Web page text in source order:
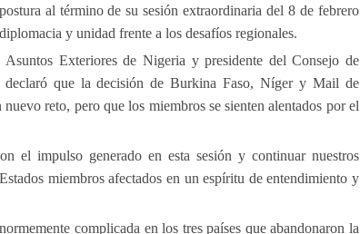
al término de su sesión extraordinaria del 8 de febrero
y unidad frente a los desafíos regionales.
Exteriores de Nigeria y presidente del Consejo de
declaró que la decisión de Burkina Faso, Níger y Mail de
reto, pero que los miembros se sienten alentados por el
el impulso generado en esta sesión y continuar nuestros
miembros afectados en un espíritu de entendimiento y
complicada en los tres países que abandonaron la